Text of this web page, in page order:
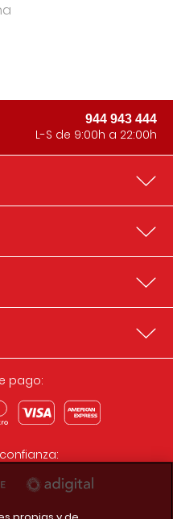
944 943 444
L-S de 9:00h a 22:00h
pago: